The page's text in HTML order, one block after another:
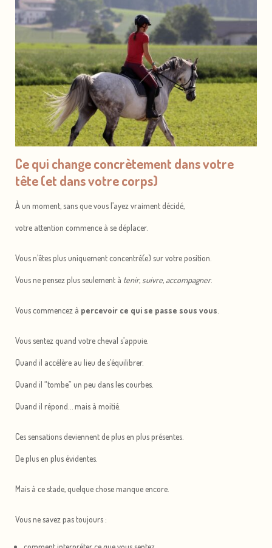
Ce qui change concrètement dans votre
tête (et dans votre corps)
À un moment, sans que vous l’ayez vraiment décidé,
votre attention commence à se déplacer.
Vous n’êtes plus uniquement concentré(e) sur votre position.
Vous ne pensez plus seulement à tenir, suivre,accompagner.
Vous commencez à percevoir ce qui se passe sous vous
Vous sentez quand votre cheval s’appuie.
Quand il accélère au lieu de s’équilibrer.
Quand il “tombe” un peu dans les courbes.
Quand il répond… mais à moitié.
Ces sensations deviennent de plus en plus présentes.
De plus en plus évidentes.
Mais à ce stade, quelque chose manque encore.
Vous ne savez pas toujours :